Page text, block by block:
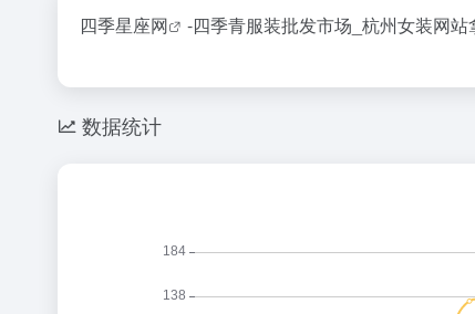
四季星座网 -四季青服装批发市场_杭州女装网
数据统计